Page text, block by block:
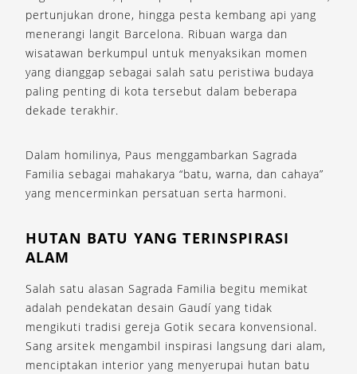
pertunjukan drone, hingga pesta kembang api yang
menerangi langit Barcelona. Ribuan warga dan
wisatawan berkumpul untuk menyaksikan momen
yang dianggap sebagai salah satu peristiwa budaya
paling penting di kota tersebut dalam beberapa
dekade terakhir.
Dalam homilinya, Paus menggambarkan Sagrada
Familia sebagai mahakarya “batu, warna, dan cahaya”
yang mencerminkan persatuan serta harmoni.
HUTAN BATU YANG TERINSPIRASI
ALAM
Salah satu alasan Sagrada Familia begitu memikat
adalah pendekatan desain Gaudí yang tidak
mengikuti tradisi gereja Gotik secara konvensional.
Sang arsitek mengambil inspirasi langsung dari alam,
menciptakan interior yang menyerupai hutan batu